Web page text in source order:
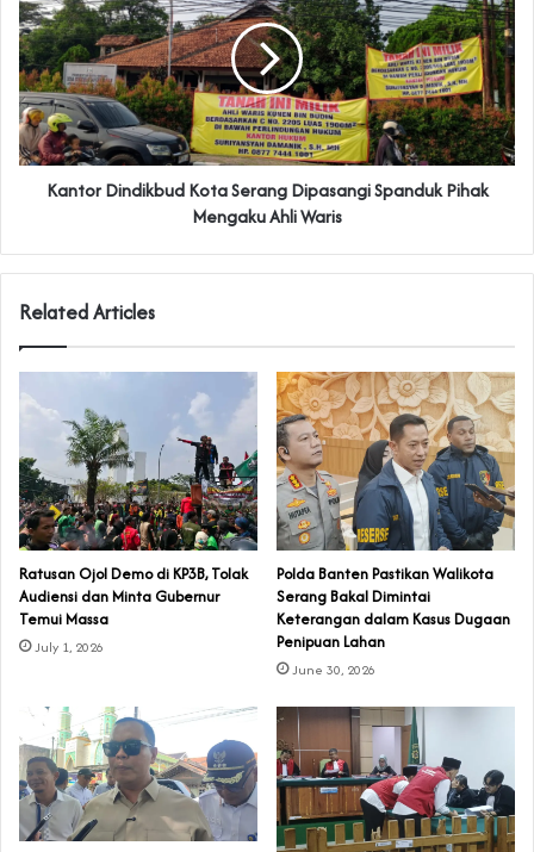
‎Kantor Dindikbud Kota Serang Dipasangi Spanduk Pihak
Mengaku Ahli Waris
Related Articles
‎Ratusan Ojol Demo di KP3B, Tolak
Audiensi dan Minta Gubernur
Temui Massa
July 1, 2026
Polda Banten Pastikan Walikota
Serang Bakal Dimintai
Keterangan dalam Kasus Dugaan
Penipuan Lahan
June 30, 2026